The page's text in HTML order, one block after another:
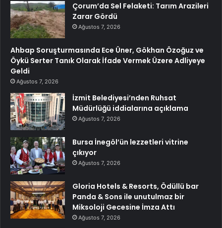
Çorum’da Sel Felaketi: Tarım Arazileri
Zarar Gördü
Ağustos 7, 2026
Ahbap Soruşturmasında Ece Üner, Gökhan Özoğuz ve
Öykü Serter Tanık Olarak İfade Vermek Üzere Adliyeye
Geldi
Ağustos 7, 2026
İzmit Belediyesi’nden Ruhsat
Müdürlüğü iddialarına açıklama
Ağustos 7, 2026
Bursa İnegöl’ün lezzetleri vitrine
çıkıyor
Ağustos 7, 2026
Gloria Hotels & Resorts, Ödüllü bar
Panda & Sons ile unutulmaz bir
Miksoloji Gecesine İmza Attı
Ağustos 7, 2026